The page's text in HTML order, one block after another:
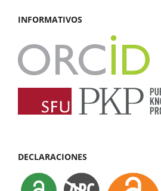
INFORMATIVOS
DECLARACIONES